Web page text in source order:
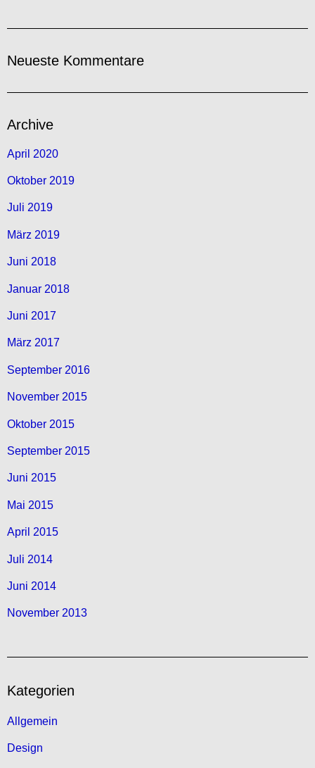
Neueste Kommentare
Archive
April 2020
Oktober 2019
Juli 2019
März 2019
Juni 2018
Januar 2018
Juni 2017
März 2017
September 2016
November 2015
Oktober 2015
September 2015
Juni 2015
Mai 2015
April 2015
Juli 2014
Juni 2014
November 2013
Kategorien
Allgemein
Design